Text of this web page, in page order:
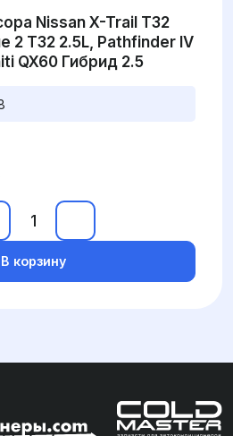
Nissan X-Trail T32
2 T32 2.5L, Pathfinder IV
QX60 Гибрид 2.5
В корзину